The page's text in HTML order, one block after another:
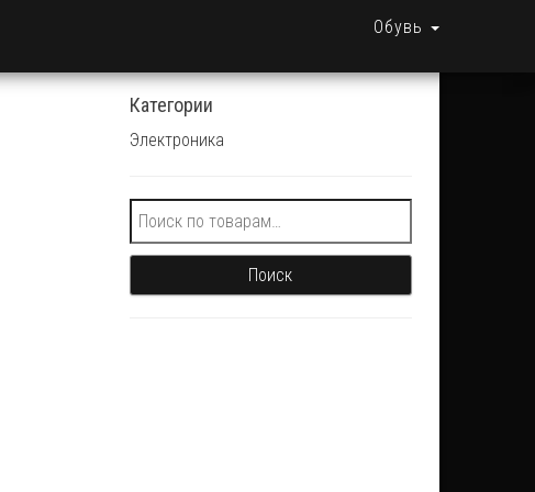
Обувь
Категории
Электроника
Искать:
Поиск